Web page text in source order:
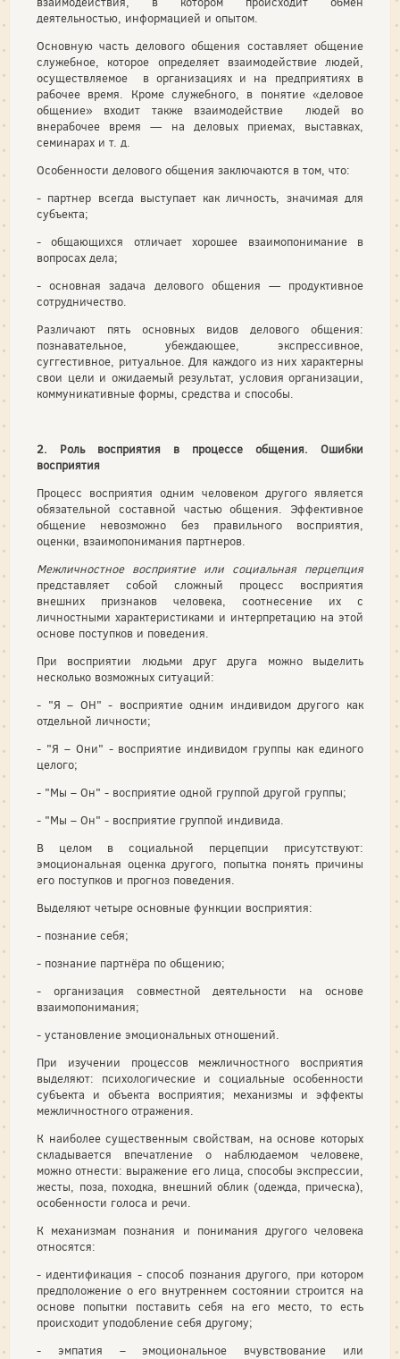
деятельностью, информацией и опытом.
Основную часть делового общения составляет общение
служебное, которое определяет взаимодействие людей,
осуществляемое в организациях и на предприятиях в
рабочее время. Кроме служебного, в понятие «деловое
общение» входит также взаимодействие людей во
внерабочее время — на деловых приемах, выставках,
семинарах и т. д.
Особенности делового общения заключаются в том, что:
- партнер всегда выступает как личность, значимая для
субъекта;
- общающихся отличает хорошее взаимопонимание в
вопросах дела;
- основная задача делового общения — продуктивное
сотрудничество.
Различают пять основных видов делового общения:
познавательное, убеждающее, экспрессивное,
суггестивное, ритуальное. Для каждого из них характерны
свои цели и ожидаемый результат, условия организации,
коммуникативные формы, средства и способы.
2. Роль восприятия в процессе общения. Ошибки
восприятия
Процесс восприятия одним человеком другого является
обязательной составной частью общения. Эффективное
общение невозможно без правильного восприятия,
оценки, взаимопонимания партнеров.
Межличностное восприятие или социальная перцепция
представляет собой сложный процесс восприятия
внешних признаков человека, соотнесение их с
личностными характеристиками и интерпретацию на этой
основе поступков и поведения.
При восприятии людьми друг друга можно выделить
несколько возможных ситуаций:
- "Я – ОН" - восприятие одним индивидом другого как
отдельной личности;
- "Я – Они" - восприятие индивидом группы как единого
целого;
- "Мы – Он" - восприятие одной группой другой группы;
- "Мы – Он" - восприятие группой индивида.
В целом в социальной перцепции присутствуют:
эмоциональная оценка другого, попытка понять причины
его поступков и прогноз поведения.
Выделяют четыре основные функции восприятия:
- познание себя;
- познание партнёра по общению;
- организация совместной деятельности на основе
взаимопонимания;
- установление эмоциональных отношений.
При изучении процессов межличностного восприятия
выделяют: психологические и социальные особенности
субъекта и объекта восприятия; механизмы и эффекты
межличностного отражения.
К наиболее существенным свойствам, на основе которых
складывается впечатление о наблюдаемом человеке,
можно отнести: выражение его лица, способы экспрессии,
жесты, поза, походка, внешний облик (одежда, прическа),
особенности голоса и речи.
К механизмам познания и понимания другого человека
относятся:
- идентификация - способ познания другого, при котором
предположение о его внутреннем состоянии строится на
основе попытки поставить себя на его место, то есть
происходит уподобление себя другому;
- эмпатия – эмоциональное вчувствование или